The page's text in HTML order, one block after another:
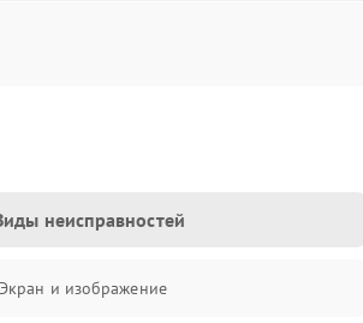
неисправностей
Экран и изображение